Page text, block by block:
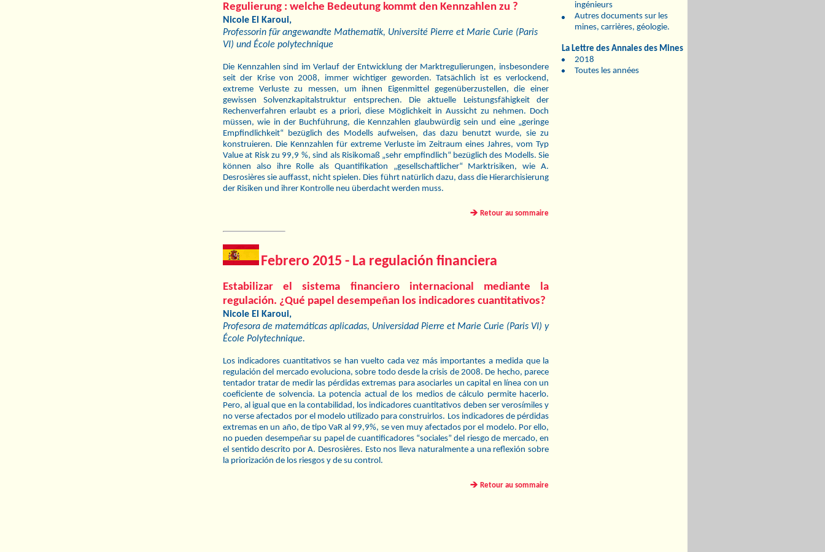
ingénieurs
Autres documents sur les
mines, carrières, géologie.
La Lettre des Annales des Mines
2018
Toutes les années
Regulierung : welche Bedeutung kommt den Kennzahlen zu ?
Nicole El Karoui,
Professorin für angewandte Mathematik, Université Pierre et Marie Curie (Paris
VI) und École polytechnique
Die Kennzahlen sind im Verlauf der Entwicklung der Marktregulierungen, insbesondere
seit der Krise von 2008, immer wichtiger geworden. Tatsächlich ist es verlockend,
extreme Verluste zu messen, um ihnen Eigenmittel gegenüberzustellen, die einer
gewissen Solvenzkapitalstruktur entsprechen. Die aktuelle Leistungsfähigkeit der
Rechenverfahren erlaubt es a priori, diese Möglichkeit in Aussicht zu nehmen. Doch
müssen, wie in der Buchführung, die Kennzahlen glaubwürdig sein und eine „geringe
Empﬁndlichkeit“ bezüglich des Modells aufweisen, das dazu benutzt wurde, sie zu
konstruieren. Die Kennzahlen für extreme Verluste im Zeitraum eines Jahres, vom Typ
Value at Risk zu 99,9 %, sind als Risikomaß „sehr empﬁndlich“ bezüglich des Modells. Sie
können also ihre Rolle als Quantiﬁkation „gesellschaftlicher“ Marktrisiken, wie A.
Desrosières sie auffasst, nicht spielen. Dies führt natürlich dazu, dass die Hierarchisierung
der Risiken und ihrer Kontrolle neu überdacht werden muss.
Retour au sommaire
Febrero 2015 - La regulación ﬁnanciera
Estabilizar el sistema ﬁnanciero internacional mediante la
regulación. ¿Qué papel desempeñan los indicadores cuantitativos?
Nicole El Karoui,
Profesora de matemáticas aplicadas, Universidad Pierre et Marie Curie (Paris VI) y
École Polytechnique.
Los indicadores cuantitativos se han vuelto cada vez más importantes a medida que la
regulación del mercado evoluciona, sobre todo desde la crisis de 2008. De hecho, parece
tentador tratar de medir las pérdidas extremas para asociarles un capital en línea con un
coeﬁciente de solvencia. La potencia actual de los medios de cálculo permite hacerlo.
Pero, al igual que en la contabilidad, los indicadores cuantitativos deben ser verosímiles y
no verse afectados por el modelo utilizado para construirlos. Los indicadores de pérdidas
extremas en un año, de tipo VaR al 99,9%, se ven muy afectados por el modelo. Por ello,
no pueden desempeñar su papel de cuantiﬁcadores “sociales” del riesgo de mercado, en
el sentido descrito por A. Desrosières. Esto nos lleva naturalmente a una reﬂexión sobre
la priorización de los riesgos y de su control.
Retour au sommaire